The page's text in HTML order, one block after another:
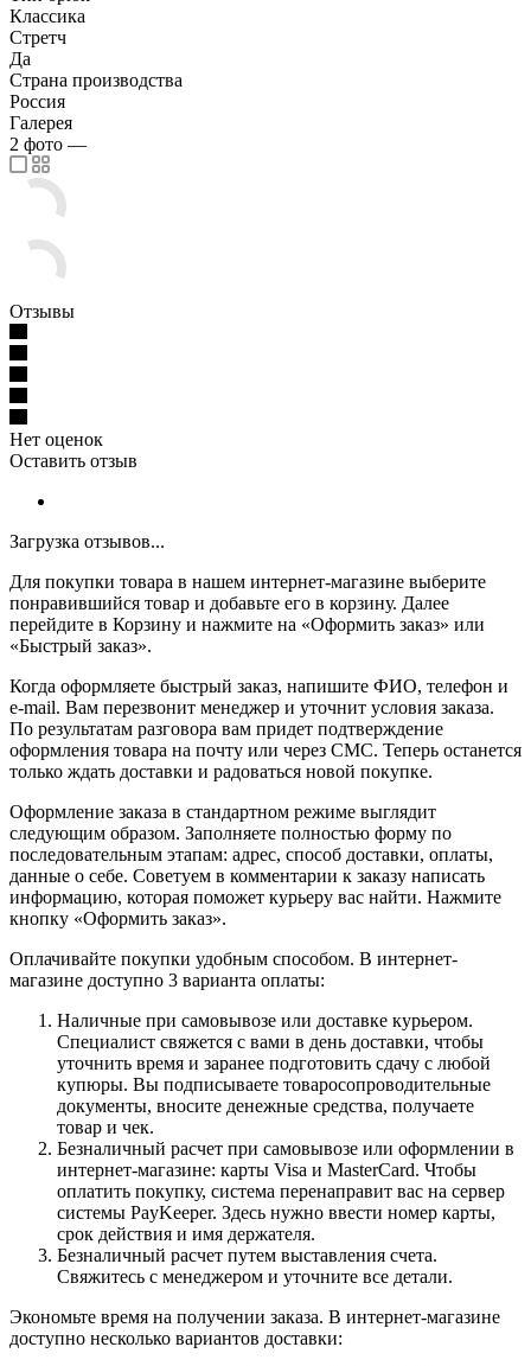
Классика
Стретч
Да
Страна производства
Россия
Галерея
2 фото —
Отзывы
Нет оценок
Оставить отзыв
Загрузка отзывов...
Для покупки товара в нашем интернет-магазине выберите
понравившийся товар и добавьте его в корзину. Далее
перейдите в Корзину и нажмите на «Оформить заказ» или
«Быстрый заказ».
Когда оформляете быстрый заказ, напишите ФИО, телефон и
e-mail. Вам перезвонит менеджер и уточнит условия заказа.
По результатам разговора вам придет подтверждение
оформления товара на почту или через СМС. Теперь останется
только ждать доставки и радоваться новой покупке.
Оформление заказа в стандартном режиме выглядит
следующим образом. Заполняете полностью форму по
последовательным этапам: адрес, способ доставки, оплаты,
данные о себе. Советуем в комментарии к заказу написать
информацию, которая поможет курьеру вас найти. Нажмите
кнопку «Оформить заказ».
Оплачивайте покупки удобным способом. В интернет-
магазине доступно 3 варианта оплаты:
Наличные при самовывозе или доставке курьером.
Специалист свяжется с вами в день доставки, чтобы
уточнить время и заранее подготовить сдачу с любой
купюры. Вы подписываете товаросопроводительные
документы, вносите денежные средства, получаете
товар и чек.
Безналичный расчет при самовывозе или оформлении в
интернет-магазине: карты Visa и MasterCard. Чтобы
оплатить покупку, система перенаправит вас на сервер
системы PayKeeper. Здесь нужно ввести номер карты,
срок действия и имя держателя.
Безналичный расчет путем выставления счета.
Свяжитесь с менеджером и уточните все детали.
Экономьте время на получении заказа. В интернет-магазине
доступно несколько вариантов доставки: